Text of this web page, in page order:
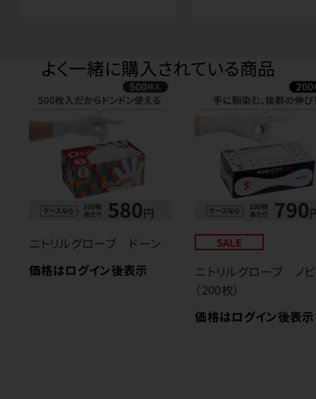
よく一緒に購入されている商品
ニトリルグローブ ドーン
価格はログイン後表示
SALE
ニトリルグローブ ノ
（200枚）
価格はログイン後表示